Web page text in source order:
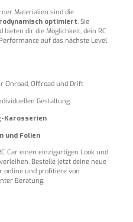
Materialien sind die
optimiert. Sie
dir die Möglichkeit, dein RC
auf das nächste Level
Onroad, Offroad und Drift
Gestaltung
Karosserien
und Folien
Car einen einzigartigen Look und
verleihen. Bestelle jetzt deine neue
online und profitiere von
Beratung.